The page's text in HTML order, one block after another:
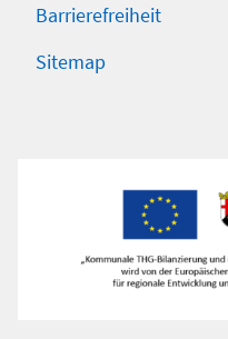
Barrierefreiheit
Sitemap